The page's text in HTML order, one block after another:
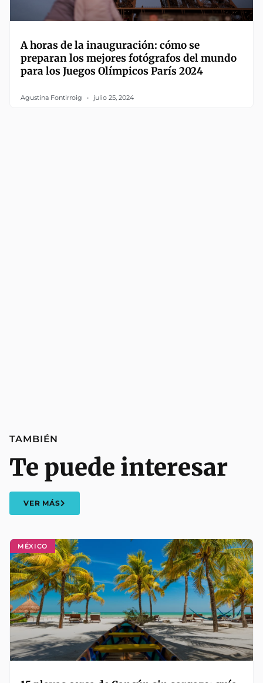
A horas de la inauguración: cómo se
preparan los mejores fotógrafos del mundo
para los Juegos Olímpicos París 2024
Agustina Fontirroig julio 25, 2024
MÉXICO
TAMBIÉN
Te puede interesar
VER MÁS